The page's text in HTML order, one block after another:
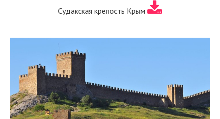
Судакская крепость Крым